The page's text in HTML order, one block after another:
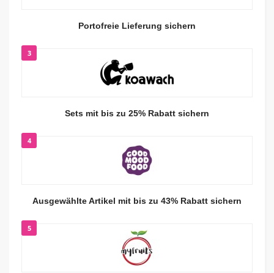
Portofreie Lieferung sichern
3
Sets mit bis zu 25% Rabatt sichern
4
Ausgewählte Artikel mit bis zu 43% Rabatt sichern
5